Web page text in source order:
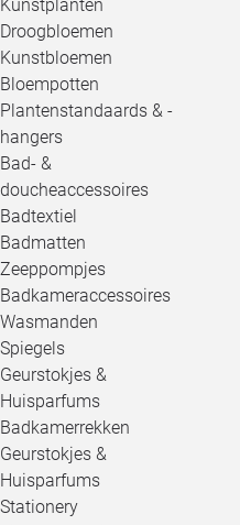
Kunstplanten
Droogbloemen
Kunstbloemen
Bloempotten
Plantenstandaards & -
hangers
Bad- &
doucheaccessoires
Badtextiel
Badmatten
Zeeppompjes
Badkameraccessoires
Wasmanden
Spiegels
Geurstokjes &
Huisparfums
Badkamerrekken
Geurstokjes &
Huisparfums
Stationery